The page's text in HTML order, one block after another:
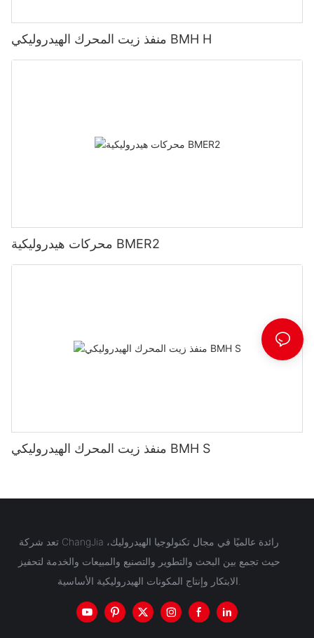
منفذ زيت المحرك الهيدروليكي BMH H
محركات هيدروليكية BMER2
منفذ زيت المحرك الهيدروليكي BMH S
تعد شركة ChangJia رائدة عالميًا في مجال تكنولوجيا الهيدروليك،
حيث تجمع بين البحث والتطوير والتصنيع والمبيعات والخدمة لتحفيز